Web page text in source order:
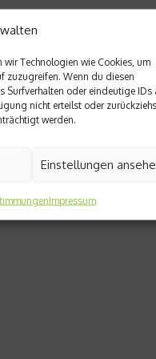
Technologien wie Cookies, um
zuzugreifen. Wenn du diesen
Surfverhalten oder eindeutige IDs
nicht erteilst oder
werden.
Einstellungen
Impressum